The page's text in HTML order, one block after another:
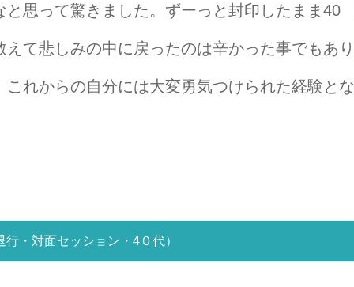
思って驚きました。ずーっと封印したまま40
て悲しみの中に戻ったのは辛かった事でもあり
れからの自分には大変勇気つけられた経験とな
・対面セッション・4０代）